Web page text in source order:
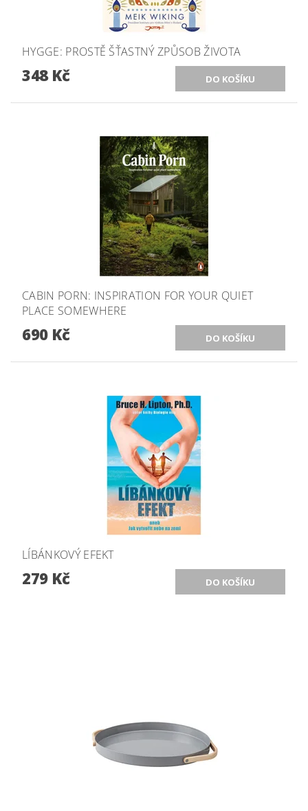
HYGGE: PROSTĚ ŠŤASTNÝ ZPŮSOB ŽIVOTA
348 Kč
CABIN PORN: INSPIRATION FOR YOUR QUIET
PLACE SOMEWHERE
690 Kč
LÍBÁNKOVÝ EFEKT
279 Kč